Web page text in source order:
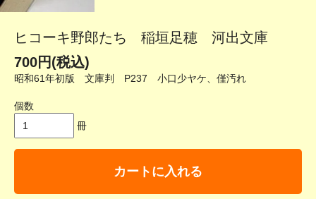
ヒコーキ野郎たち 稲垣足穂 河出文庫
700円(税込)
昭和61年初版 文庫判 P237 小口少ヤケ、僅汚れ
個数
冊
カートに入れる